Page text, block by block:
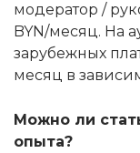
модератор /
BYN/месяц. На
зарубежных
месяц в
Можно ли
опыта?